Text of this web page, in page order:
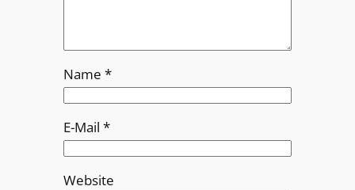
Name *
E-Mail *
Website